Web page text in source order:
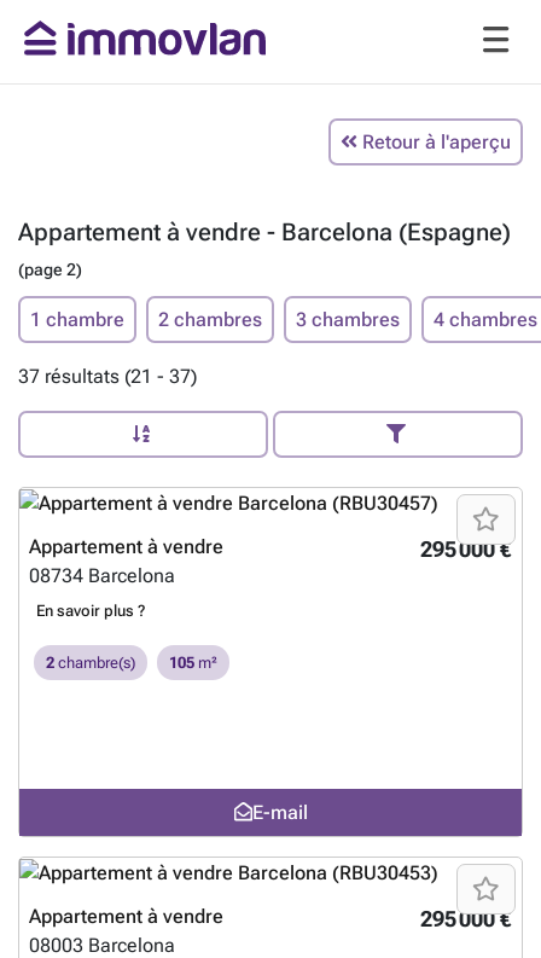
Retour à l'aperçu
Appartement à vendre - Barcelona (Espagne)
(page 2)
1 chambre 2 chambres 3 chambres 4 chambres
37 résultats (21 - 37)
295 000 €
Appartement à vendre
08734 Barcelona
En savoir plus ?
2 chambre(s) 105 m²
E-mail
295 000 €
Appartement à vendre
08003 Barcelona